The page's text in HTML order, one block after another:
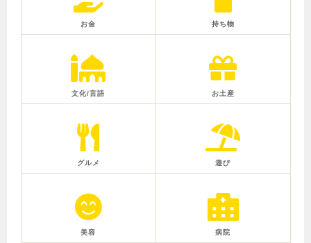
お金 持ち物
文化/言語 お土産
グルメ 遊び
美容 病院